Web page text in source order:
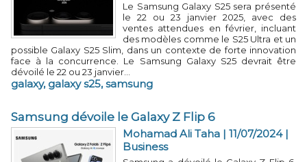
Le Samsung Galaxy S25 sera présenté
le 22 ou 23 janvier 2025, avec des
ventes attendues en février, incluant
des modèles comme le S25 Ultra et un
possible Galaxy S25 Slim, dans un contexte de forte innovation
face à la concurrence. Le Samsung Galaxy S25 devrait être
dévoilé le 22 ou 23 janvier...
galaxy, galaxy s25,samsung
Samsung dévoile le Galaxy Z Flip 6
Mohamad Ali Taha | 11/07/2024|
Business